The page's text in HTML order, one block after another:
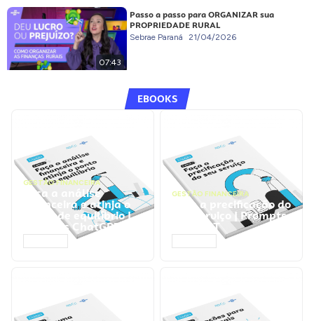
07:43
Passo a passo para ORGANIZAR sua
PROPRIEDADE RURAL
Sebrae Paraná 21/04/2026
EBOOKS
GESTÃO FINANCEIRA
Faça a análise
financeira e atinja o
ponto de equilíbrio |
Prompts ChatGPT
GESTÃO FINANCEIRA
Faça a precificação do
seu serviço | Prompts
ChatGPT